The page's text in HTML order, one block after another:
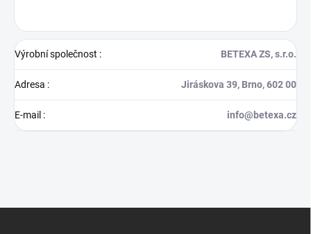
Výrobní společnost : BETEXA ZS, s.r.o.
Adresa : Jiráskova 39, Brno, 602 00
E-mail : info@betexa.cz